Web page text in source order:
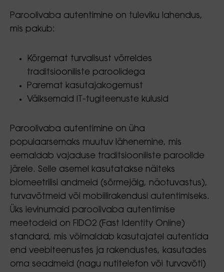
Paroolivaba autentimine on tuleviku lahendus,
mis pakub:
Kõrgemat turvalisust võrreldes
traditsiooniliste paroolidega
Paremat kasutajakogemust
Väiksemaid IT-tugiteenuste kulusid
Paroolivaba autentimine on üha
populaarsemaks muutuv lähenemine, mis
eemaldab vajaduse traditsiooniliste paroolide
järele. Selle asemel kasutatakse näiteks
biomeetrilisi andmeid (sõrmejälg, näotuvastus),
turvavõtmeid või mobiilirakendusi autentimiseks.
Üks levinumaid paroolivaba autentimise
meetodeid on FIDO2 (Fast Identity Online)
standard, mis võimaldab kasutajatel autentida
end veebiteenustes ja rakendustes, kasutades
oma seadmeid (nagu nutitelefon või turvavõti)